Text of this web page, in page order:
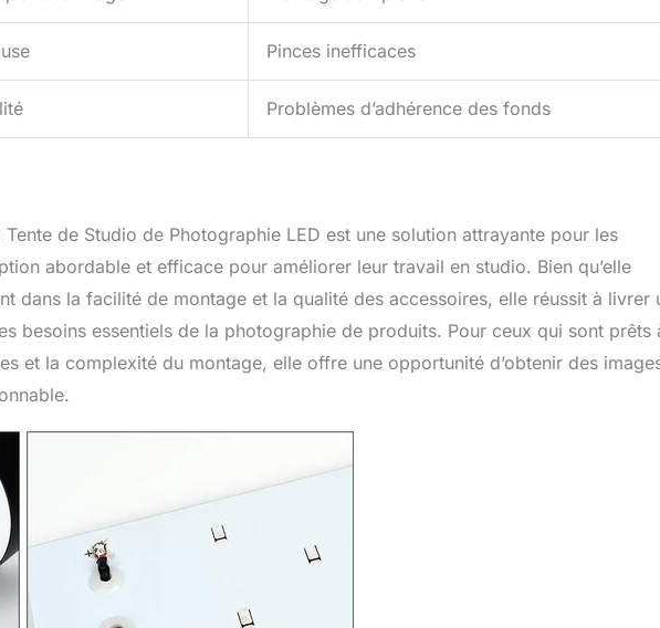
Pinces inefficaces
Problèmes d’adhérence des fonds
de Studio de Photographie LED est une solution attrayante pour les
abordable et efficace pour améliorer leur travail en studio. Bien qu’elle
dans la facilité de montage et la qualité des accessoires, elle réussit à livrer
besoins essentiels de la photographie de produits. Pour ceux qui sont prêts
et la complexité du montage, elle offre une opportunité d’obtenir des